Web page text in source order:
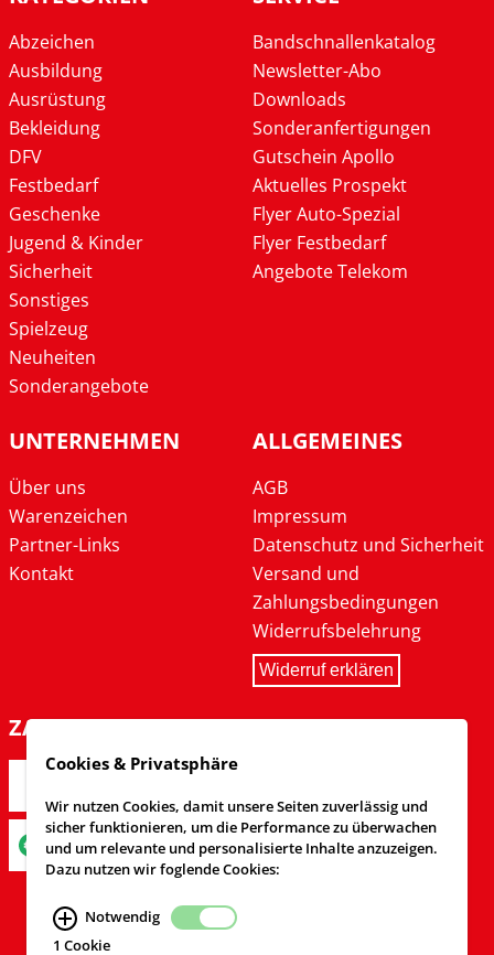
Abzeichen
Ausbildung
Ausrüstung
Bekleidung
DFV
Festbedarf
Geschenke
Jugend & Kinder
Sicherheit
Sonstiges
Spielzeug
Neuheiten
Sonderangebote
Bandschnallenkatalog
Newsletter-Abo
Downloads
Sonderanfertigungen
Gutschein Apollo
Aktuelles Prospekt
Flyer Auto-Spezial
Flyer Festbedarf
Angebote Telekom
UNTERNEHMEN
Über uns
Warenzeichen
Partner-Links
Kontakt
ALLGEMEINES
AGB
Impressum
Datenschutz und Sicherheit
Versand und
Zahlungsbedingungen
Widerrufsbelehrung
Widerruf erklären
ZAHLARTEN
Cookies & Privatsphäre
Wir nutzen Cookies, damit unsere Seiten zuverlässig und
sicher funktionieren, um die Performance zu überwachen
und um relevante und personalisierte Inhalte anzuzeigen.
Dazu nutzen wir foglende Cookies:
Notwendig
1 Cookie